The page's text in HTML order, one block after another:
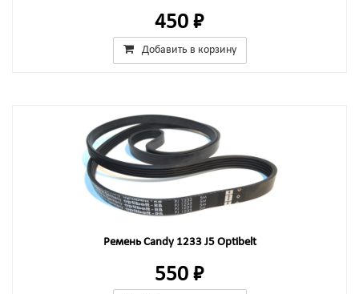
450 ₽
Добавить в корзину
Ремень Candy 1233 J5 Optibelt
550 ₽